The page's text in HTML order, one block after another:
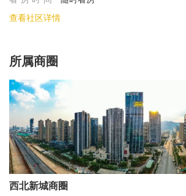
查看社区详情
所属商圈
西北新城商圈